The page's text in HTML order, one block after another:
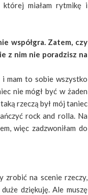
miałam rytmikę i
współgra. Zatem, czy
z nim nie poradzisz na
i mam to sobie wszystko
nie mógł być w żaden
rzeczą był mój taniec
rock and rolla. Na
więc zadzwoniłam do
zrobić na scenie rzeczy,
dziękuję. Ale muszę